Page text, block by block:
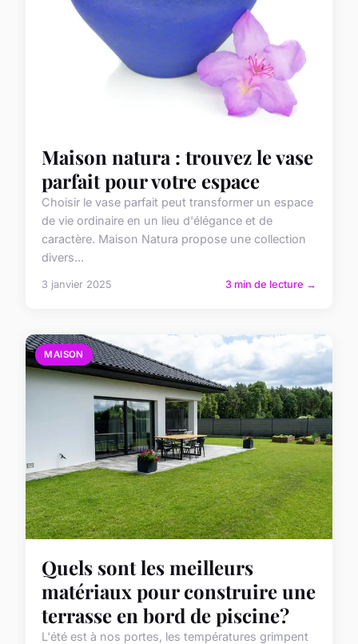
Maison natura : trouvez le vase
parfait pour votre espace
Choisir le vase parfait peut transformer un espace
de vie ordinaire en un lieu d'élégance et de
caractère. Maison Natura propose une collection
divers...
3 janvier 2025 3 min de lecture →
MAISON
Quels sont les meilleurs
matériaux pour construire une
terrasse en bord de piscine?
L'été est à nos portes, les températures grimpent